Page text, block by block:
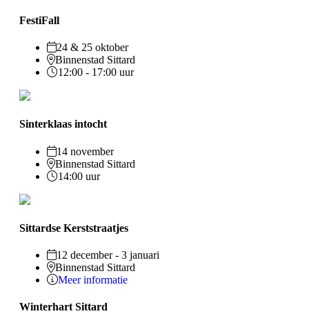
FestiFall
24 & 25 oktober
Binnenstad Sittard
12:00 - 17:00 uur
Sinterklaas intocht
14 november
Binnenstad Sittard
14:00 uur
Sittardse Kerststraatjes
12 december - 3 januari
Binnenstad Sittard
Meer informatie
Winterhart Sittard